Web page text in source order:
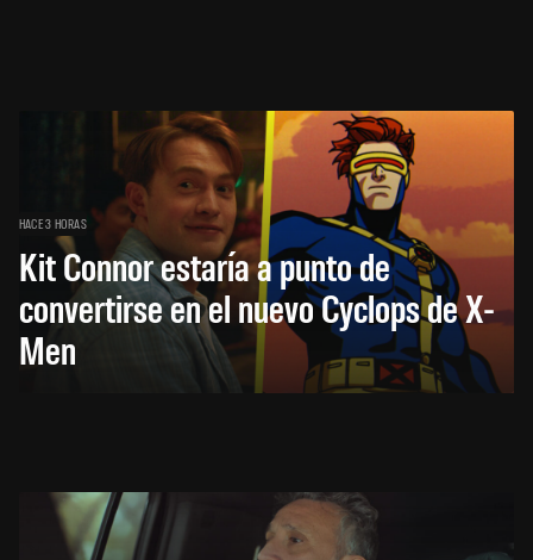
HACE 3 HORAS
Kit Connor estaría a punto de
convertirse en el nuevo Cyclops de X-
Men